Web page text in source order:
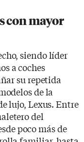
con mayor
siendo líder
a coches
su repetida
de la
lujo, Lexus. Entre
del
poco más de